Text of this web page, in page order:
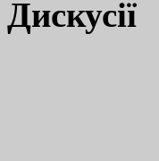
Дискусії